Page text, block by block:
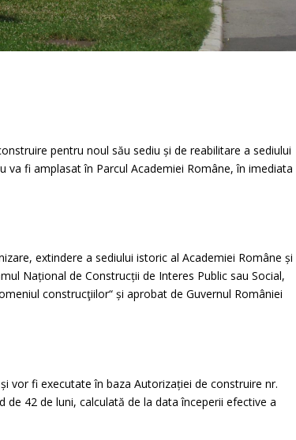
pentru noul său sediu și de reabilitare a sediului
va fi amplasat în Parcul Academiei Române, în imediata
extindere a sediului istoric al Academiei Române și
Național de Construcții de Interes Public sau Social,
construcţiilor“ și aprobat de Guvernul României
vor fi executate în baza Autorizației de construire nr.
42 de luni, calculată de la data începerii efective a